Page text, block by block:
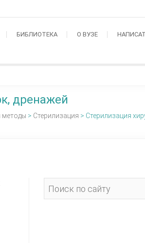
БИБЛИОТЕКА О ВУЗЕ
дренажей
методы > Стерилизация > Стерилизация